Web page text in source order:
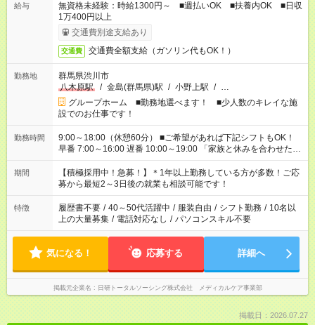
給与
無資格未経験：時給1300円～ ■週払いOK ■扶養内OK ■日収
1万400円以上
交通費別途支給あり
交通費 交通費全額支給（ガソリン代もOK！）
勤務地
群馬県渋川市
八木原駅
/ 金島(群馬県)駅 / 小野上駅 / …
グループホーム ■勤務地選べます！ ■少人数のキレイな施
設でのお仕事です！
勤務時間
9:00～18:00（休憩60分） ■ご希望があれば下記シフトもOK！
早番 7:00～16:00 遅番 10:00～19:00 「家族と休みを合わせた
い」 「余裕を持って夕飯の準備がしたい」 「できれば残業はし
たくない」 など、ご希望を教えてくださいね。 ※Wワーク希望
の方へ 今ご覧のお仕事で希望する勤務時間と、もう1つのお仕事
の勤務時間。 合計で週40時間を超える場合は応募できません。
期間
【積極採用中！急募！】＊1年以上勤務している方が多数！ご応
募から最短2～3日後の就業も相談可能です！
特徴 履歴書不要 / 40～50代活躍中 / 服装自由 / シフト勤務 / 10名以
上の大量募集 / 電話対応なし / パソコンスキル不要
気になる！ 応募する 詳細へ
掲載元企業名 日研トータルソーシング株式会社 メディカルケア事業部
掲載日：2026.07.27